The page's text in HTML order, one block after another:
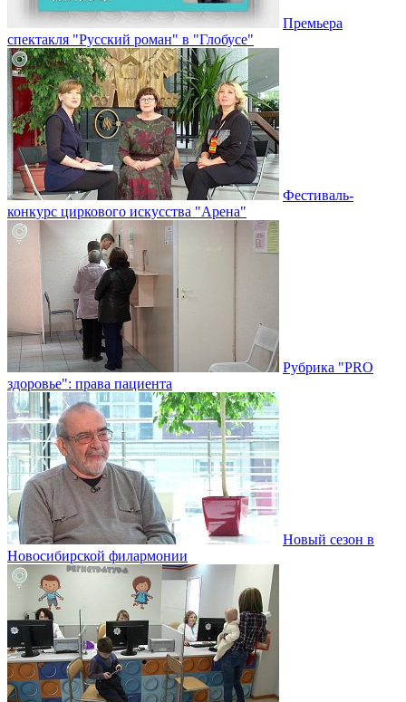
Премьера
спектакля "Русский роман" в "Глобусе"
Фестиваль-
конкурс циркового искусства "Арена"
Рубрика "PRO
здоровье": права пациента
Новый сезон в
Новосибирской филармонии